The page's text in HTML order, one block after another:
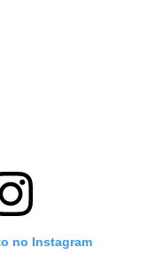
no Instagram